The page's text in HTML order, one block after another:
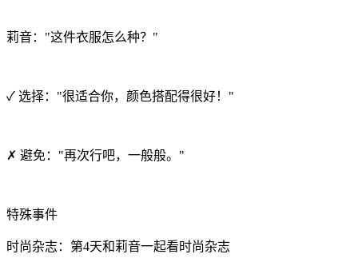
莉音："这件衣服怎么种？"
✓ 选择："很适合你，颜色搭配得很好！"
✗ 避免："再次行吧，一般般。"
特殊事件
时尚杂志：第4天和莉音一起看时尚杂志